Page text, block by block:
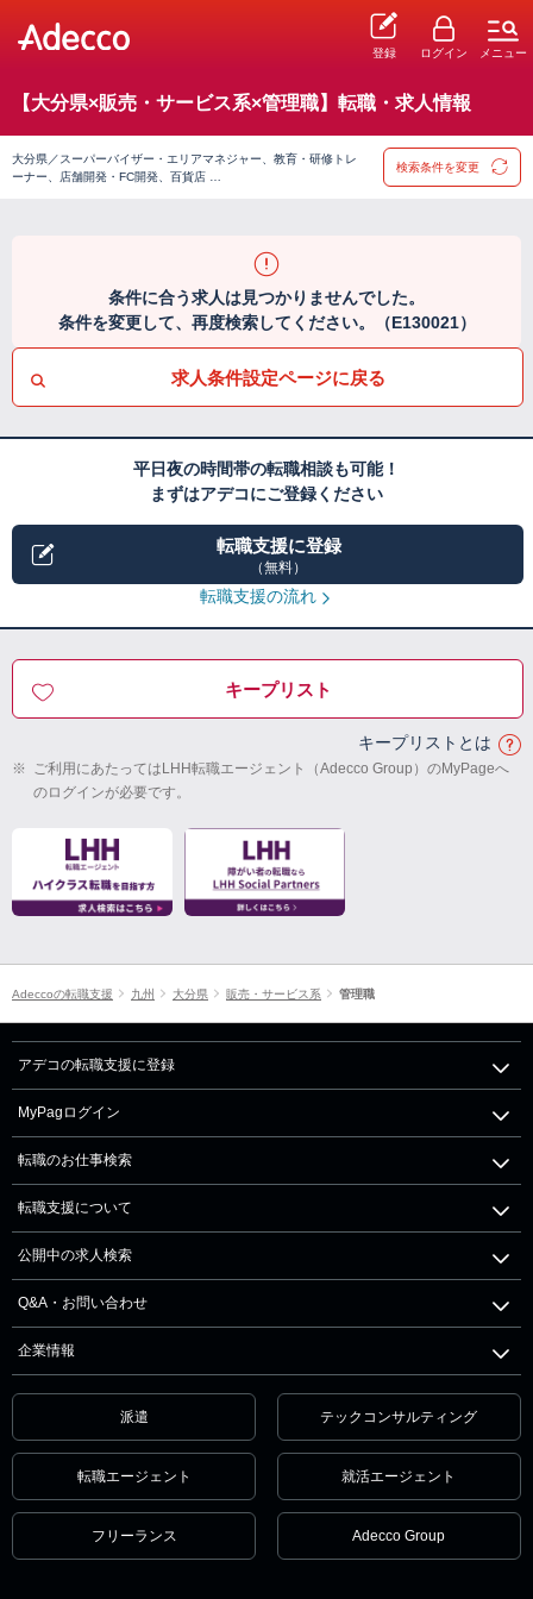
登録 ログイン メニュー
【大分県×販売・サービス系×管理職】転職・求人情報
大分県／スーパーバイザー・エリアマネジャー、教育・研修トレ
ーナー、店舗開発・FC開発、百貨店 …
検索条件を変更
条件に合う求人は見つかりませんでした。
条件を変更して、再度検索してください。（E130021）
求人条件設定ページに戻る
平日夜の時間帯の転職相談も可能！
まずはアデコにご登録ください
転職支援に登録
（無料）
転職支援の流れ
キープリスト
キープリストとは
※ ご利用にあたってはLHH転職エージェント（Adecco Group）のMyPageへ
のログインが必要です。
Adeccoの転職支援 九州 大分県 販売・サービス系 管理職
アデコの転職支援に登録
MyPagログイン
転職のお仕事検索
転職支援について
公開中の求人検索
Q&A・お問い合わせ
企業情報
派遣 テックコンサルティング
転職エージェント 就活エージェント
フリーランス Adecco Group